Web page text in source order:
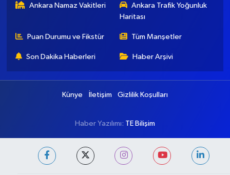
Ankara Namaz Vakitleri
Ankara Trafik Yoğunluk
Haritası
Puan Durumu ve Fikstür Tüm Manşetler
Son Dakika Haberleri Haber Arşivi
Künye İletişim Gizlilik Koşulları
Haber Yazılımı: TE Bilişim